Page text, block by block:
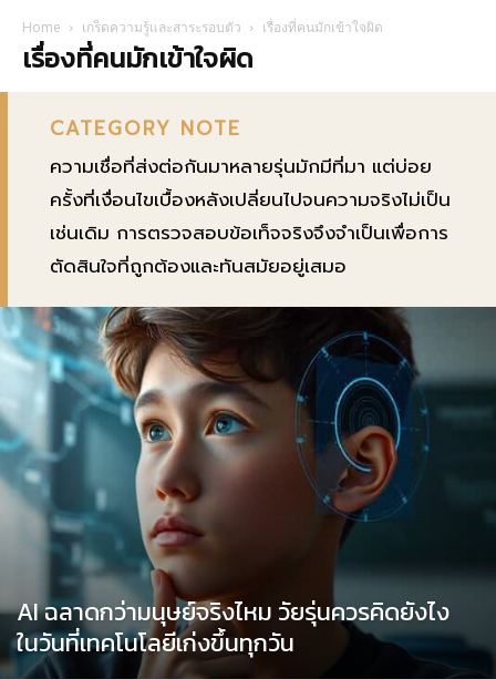
Home เกร็ดความรู้และสาระรอบตัว เรื่องที่คนมักเข้าใจผิด
เรื่องที่คนมักเข้าใจผิด
CATEGORY NOTE
ความเชื่อที่ส่งต่อกันมาหลายรุ่นมักมีที่มา แต่บ่อย
ครั้งที่เงื่อนไขเบื้องหลังเปลี่ยนไปจนความจริงไม่เป็น
เช่นเดิม การตรวจสอบข้อเท็จจริงจึงจำเป็นเพื่อการ
ตัดสินใจที่ถูกต้องและทันสมัยอยู่เสมอ
AI ฉลาดกว่ามนุษย์จริงไหม วัยรุ่นควรคิดยังไง
ในวันที่เทคโนโลยีเก่งขึ้นทุกวัน